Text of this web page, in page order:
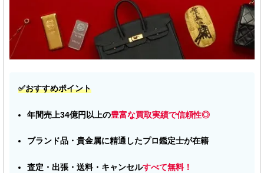
✅おすすめポイント
年間売上34億円以上の豊富な買取実績で信頼性◎
ブランド品・貴金属に精通したプロ鑑定士が在籍
査定・出張・送料・キャンセルすべて無料！